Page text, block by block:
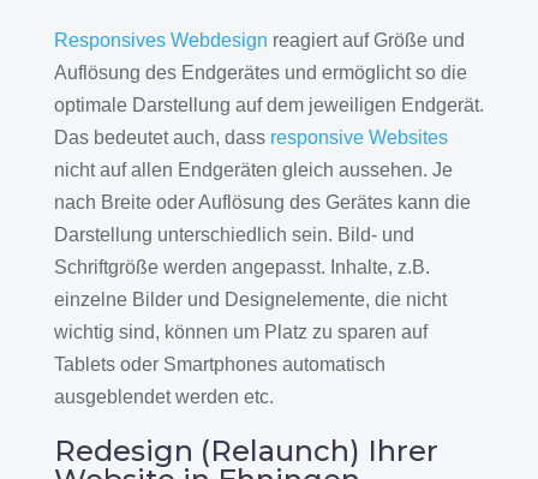
Responsives Webdesign reagiert auf Größe und
Auflösung des Endgerätes und ermöglicht so die
optimale Darstellung auf dem jeweiligen Endgerät.
Das bedeutet auch, dass responsive Websites
nicht auf allen Endgeräten gleich aussehen. Je
nach Breite oder Auflösung des Gerätes kann die
Darstellung unterschiedlich sein. Bild- und
Schriftgröße werden angepasst. Inhalte, z.B.
einzelne Bilder und Designelemente, die nicht
wichtig sind, können um Platz zu sparen auf
Tablets oder Smartphones automatisch
ausgeblendet werden etc.
Redesign (Relaunch) Ihrer